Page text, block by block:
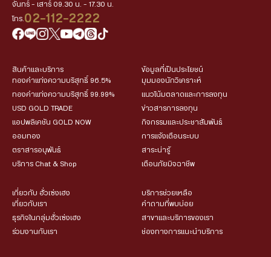
จันทร์ - เสาร์ 09.30 น. - 17.30 น.
โทร. 02-112-2222
สินค้าและบริการ
ทองคำแท่งความบริสุทธิ์ 96.5%
ทองคำแท่งความบริสุทธิ์ 99.99%
USD GOLD TRADE
แอปพลิเคชัน GOLD NOW
ออมทอง
ตราสารอนุพันธ์
บริการ Chat & Shop
ข้อมูลที่เป็นประโยชน์
มุมมองนักวิเคราะห์
แนวโน้มตลาดและการลงทุน
ข่าวสารการลงทุน
กิจกรรมและประชาสัมพันธ์
การแจ้งเตือนระบบ
สาระน่ารู้
เตือนภัยมิจฉาชีพ
เกี่ยวกับ ฮั่วเซ่งเฮง
เกี่ยวกับเรา
ธุรกิจในกลุ่มฮั่วเซ่งเฮง
ร่วมงานกับเรา
บริการช่วยเหลือ
คำถามที่พบบ่อย
สาขาและบริการของเรา
ช่องทางการแนะนำบริการ